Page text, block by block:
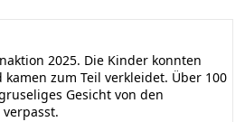
2025. Die Kinder konnten
zum Teil verkleidet. Über 100
Gesicht von den